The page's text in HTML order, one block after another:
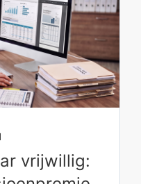
vrijwillig: